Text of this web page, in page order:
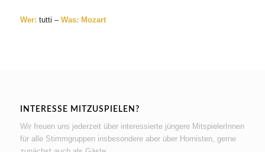
Wer: tutti – Was: Mozart
INTERESSE MITZUSPIELEN?
Wir freuen uns jederzeit über interessierte jüngere MitspielerInnen
für alle Stimmgruppen insbesondere aber über Hornisten, gerne